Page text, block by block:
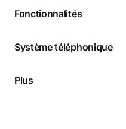
Fonctionnalités
Système téléphonique
Plus